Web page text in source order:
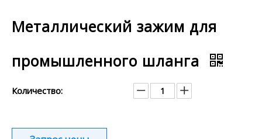
Металлический зажим для
промышленного шланга
Количество: